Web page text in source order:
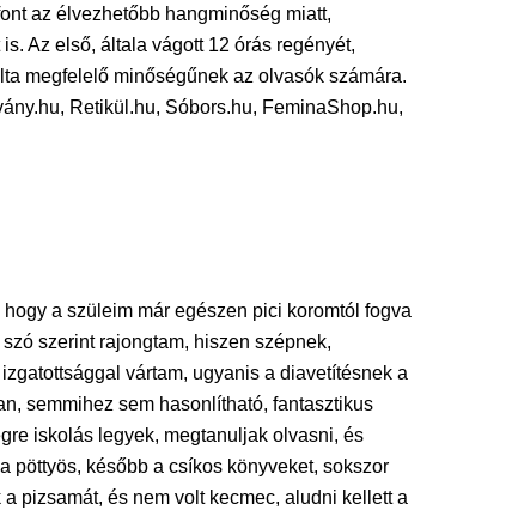
az élvezhetőbb hangminőség miatt,
Az első, általa vágott 12 órás regényét,
megfelelő minőségűnek az olvasók számára.
Retikül.hu, Sóbors.hu, FeminaShop.hu,
a szüleim már egészen pici koromtól fogva
szerint rajongtam, hiszen szépnek,
vártam, ugyanis a diavetítésnek a
semmihez sem hasonlítható, fantasztikus
iskolás legyek, megtanuljak olvasni, és
pöttyös, később a csíkos könyveket, sokszor
pizsamát, és nem volt kecmec, aludni kellett a